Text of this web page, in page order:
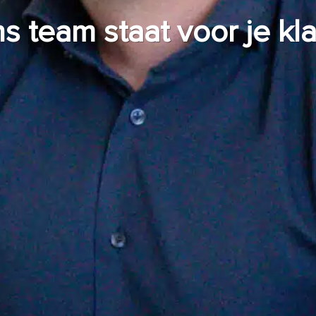
team staat voor je